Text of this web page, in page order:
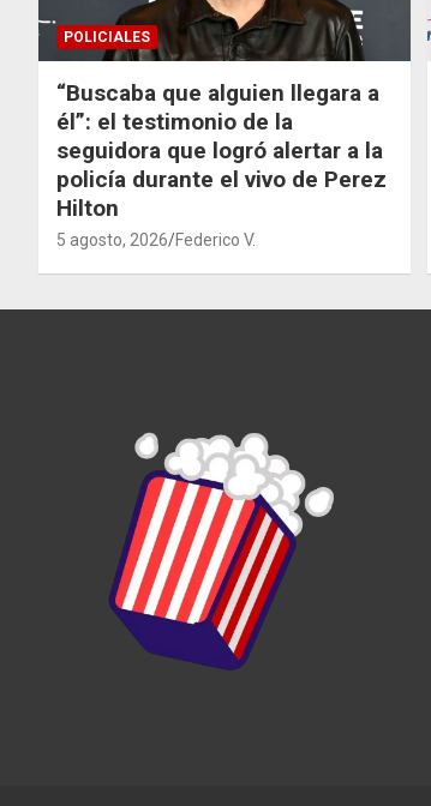
POLICIALES
“Buscaba que alguien llegara a
él”: el testimonio de la
seguidora que logró alertar a la
policía durante el vivo de Perez
Hilton
5 agosto, 2026 Federico V.